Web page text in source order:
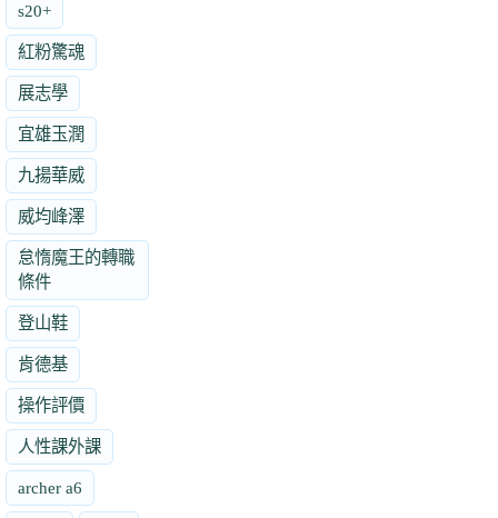
s20+
紅粉驚魂
展志學
宜雄玉潤
九揚華威
威均峰澤
怠惰魔王的轉職
條件
登山鞋
肯德基
操作評價
人性課外課
archer a6